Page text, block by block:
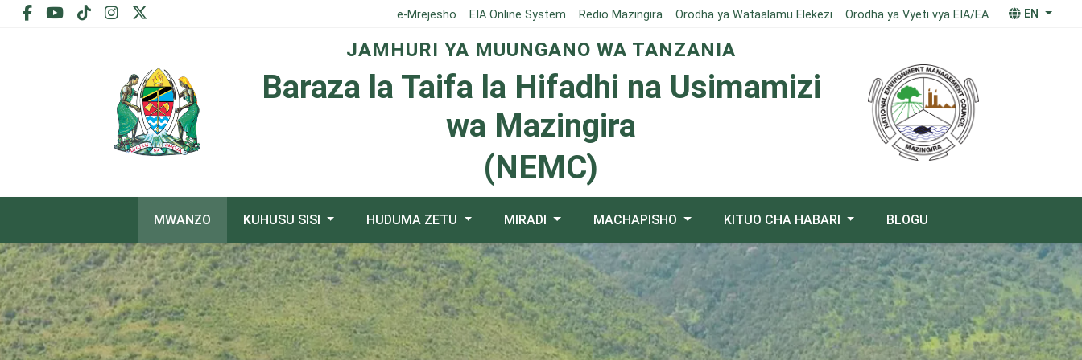
e-Mrejesho EIA Online System Redio Mazingira Orodha ya Wataalamu Elekezi Orodha ya Vyeti vya EIA/EA EN
JAMHURI YA MUUNGANO WA TANZANIA
Baraza la Taifa la Hifadhi na Usimamizi
wa Mazingira
(NEMC)
MWANZO KUHUSU SISI HUDUMA ZETU MIRADI MACHAPISHO KITUO CHA HABARI BLOGU